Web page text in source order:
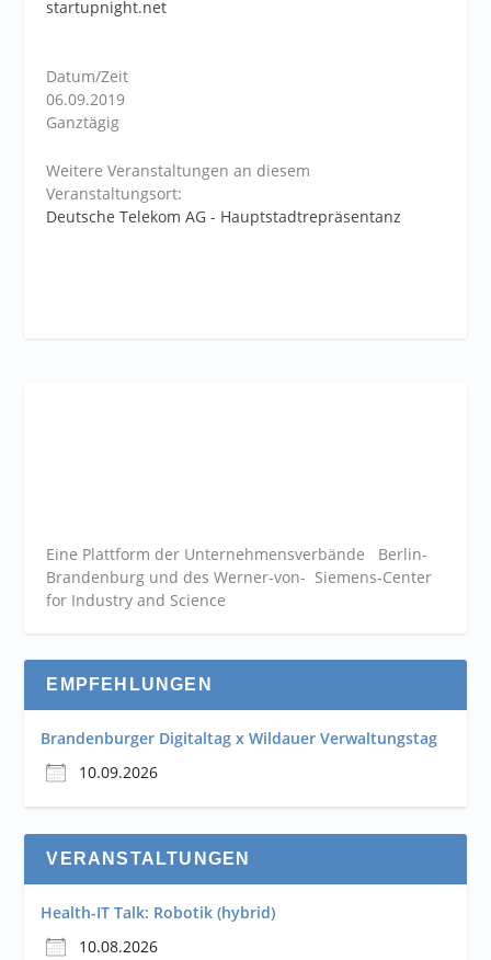
startupnight.net
Datum/Zeit
06.09.2019
Ganztägig
Weitere Veranstaltungen an diesem
Veranstaltungsort:
Deutsche Telekom AG - Hauptstadtrepräsentanz
Eine Plattform der Unternehmensverbände Berlin-
Brandenburg und des Werner-von- Siemens-Center
for Industry and Science
EMPFEHLUNGEN
Brandenburger Digitaltag x Wildauer Verwaltungstag
10.09.2026
VERANSTALTUNGEN
Health-IT Talk: Robotik (hybrid)
10.08.2026